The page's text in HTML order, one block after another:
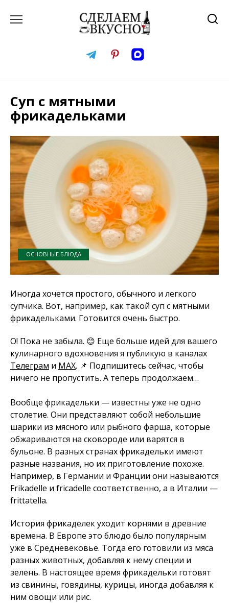
Суп с мятными
фрикадельками
ОСНОВНЫЕ БЛЮДА
Иногда хочется простого, обычного и легкого
супчика. Вот, например, как такой суп с мятными
фрикадельками. Готовится очень быстро.
О! Пока не забыла. 😊 Еще больше идей для вашего
кулинарного вдохновения я публикую в каналах
Телеграм и MAX. 📌 Подпишитесь сейчас, чтобы
ничего не пропустить. А теперь продолжаем…
Вообще фрикадельки — известны уже не одно
столетие. Они представляют собой небольшие
шарики из мясного или рыбного фарша, которые
обжариваются на сковороде или варятся в
бульоне. В разных странах фрикадельки имеют
разные названия, но их приготовление похоже.
Например, в Германии и Франции они называются
Frikadelle и fricadelle соответственно, а в Италии —
frittatella.
История фрикаделек уходит корнями в древние
времена. В Европе это блюдо было популярным
уже в Средневековье. Тогда его готовили из мяса
разных животных, добавляя к нему специи и
зелень. В настоящее время фрикадельки готовят
из свинины, говядины, курицы, иногда добавляя к
ним овощи или рис.